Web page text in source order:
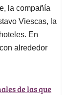
la compañía
Viescas, la
En
alrededor
de las que